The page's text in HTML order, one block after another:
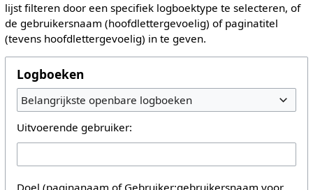
lijst filteren door een specifiek logboektype te selecteren, of
de gebruikersnaam (hoofdlettergevoelig) of paginatitel
(tevens hoofdlettergevoelig) in te geven.
Logboeken
Belangrijkste openbare logboeken
Uitvoerende gebruiker:
Doel (paginanaam of Gebruiker:gebruikersnaam voor